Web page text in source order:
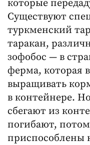
которые
Существуют
туркменский
таракан,
зофобос — в
ферма, которая
выращивать
в контейнере.
сбегают из
погибают,
приспособлены